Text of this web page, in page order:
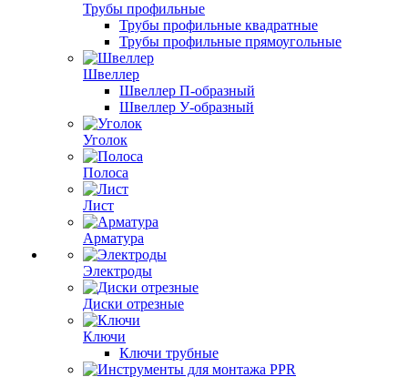
Трубы профильные
Трубы профильные квадратные
Трубы профильные прямоугольные
Швеллер
Швеллер П-образный
Швеллер У-образный
Уголок
Полоса
Лист
Арматура
Электроды
Диски отрезные
Ключи
Ключи трубные